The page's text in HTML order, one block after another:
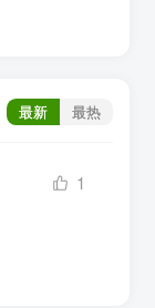
最新 最热
1